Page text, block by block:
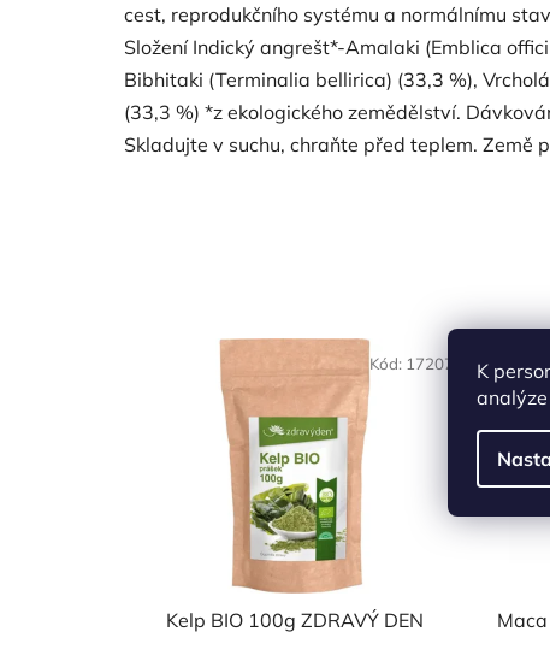
K
cest, reprodukčního systému a normálnímu
Složení Indický angrešt*-Amalaki (Emblica
Bibhitaki (Terminalia bellirica) (33,3 %),
(33,3 %) *z ekologického zemědělství.
Skladujte v suchu, chraňte před teplem. Země
Kelp BIO 100g ZDRAVÝ DEN
Kód: 17207